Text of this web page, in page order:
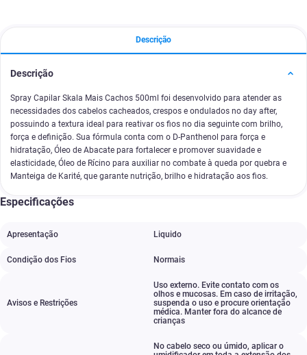
Descrição
Descrição
Spray Capilar Skala Mais Cachos 500ml foi desenvolvido para atender as
necessidades dos cabelos cacheados, crespos e ondulados no day after,
possuindo a textura ideal para reativar os fios no dia seguinte com brilho,
força e definição. Sua fórmula conta com o D-Panthenol para força e
hidratação, Óleo de Abacate para fortalecer e promover suavidade e
elasticidade, Óleo de Rícino para auxiliar no combate à queda por quebra e
Manteiga de Karité, que garante nutrição, brilho e hidratação aos fios.
Especificações
Apresentação Liquido
Condição dos Fios Normais
Avisos e Restrições
Uso externo. Evite contato com os
olhos e mucosas. Em caso de irritação,
suspenda o uso e procure orientação
médica. Manter fora do alcance de
crianças
No cabelo seco ou úmido, aplicar o